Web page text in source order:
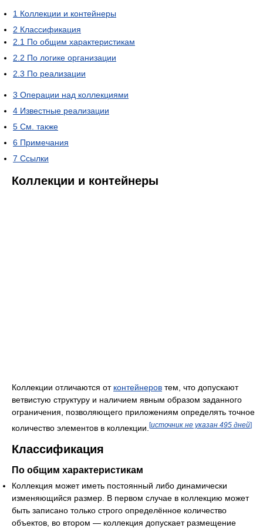
1 Коллекции и контейнеры
2 Классификация
2.1 По общим характеристикам
2.2 По логике организации
2.3 По реализации
3 Операции над коллекциями
4 Известные реализации
5 См. также
6 Примечания
7 Ссылки
Коллекции и контейнеры
Коллекции отличаются от контейнеров тем, что допускают
ветвистую структуру и наличием явным образом заданного
ограничения, позволяющего приложениям определять точное
количество элементов в коллекции. [источник не указан 495 дней]
Классификация
По общим характеристикам
Коллекция может иметь постоянный либо динамически
изменяющийся размер. В первом случае в коллекцию может
быть записано только строго определённое количество
объектов, во втором — коллекция допускает размещение